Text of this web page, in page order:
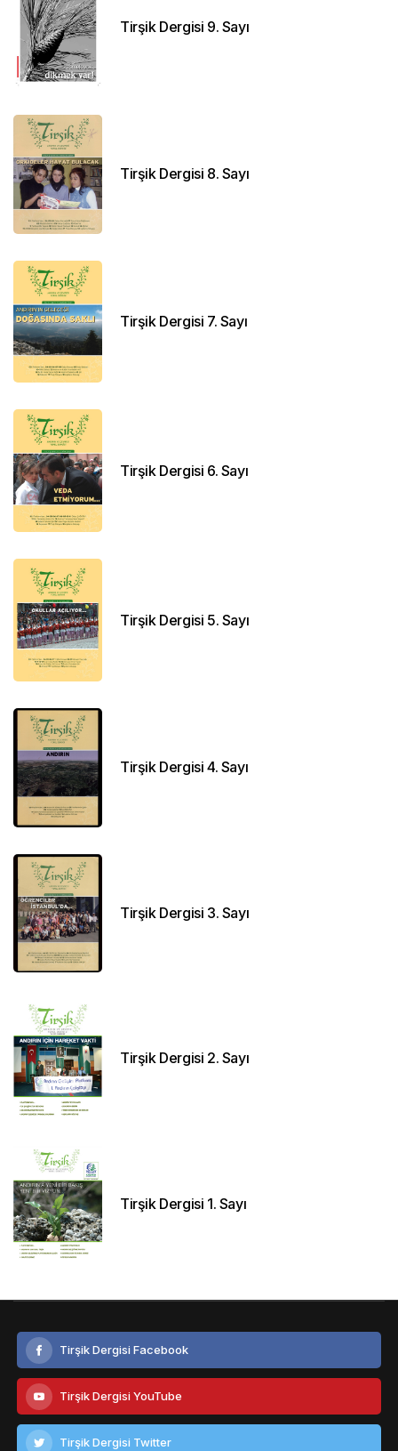
Tirşik Dergisi 9. Sayı
Tirşik Dergisi 8. Sayı
Tirşik Dergisi 7. Sayı
Tirşik Dergisi 6. Sayı
Tirşik Dergisi 5. Sayı
Tirşik Dergisi 4. Sayı
Tirşik Dergisi 3. Sayı
Tirşik Dergisi 2. Sayı
Tirşik Dergisi 1. Sayı
Tirşik Dergisi Facebook
Tirşik Dergisi YouTube
Tirşik Dergisi Twitter